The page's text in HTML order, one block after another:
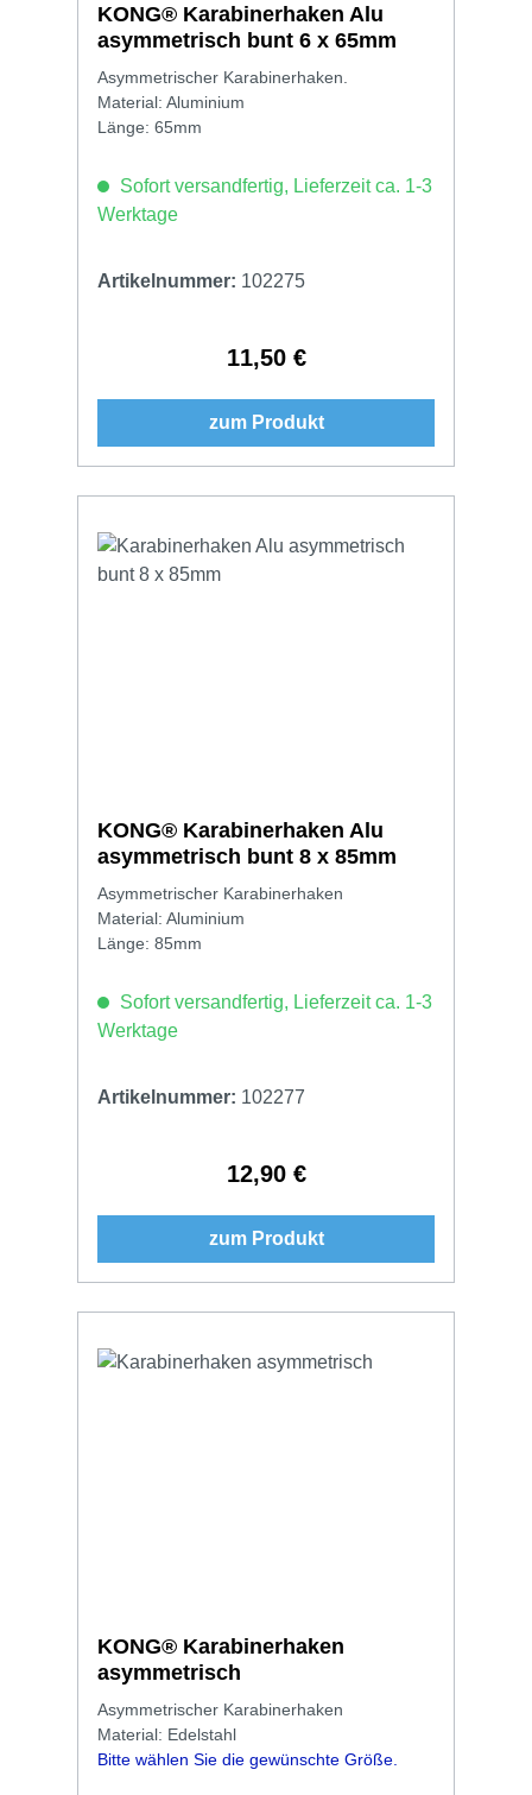
KONG® Karabinerhaken Alu
asymmetrisch bunt 6 x 65mm
Asymmetrischer Karabinerhaken.
Material: Aluminium
Länge: 65mm
Sofort versandfertig, Lieferzeit ca. 1-3
Werktage
Artikelnummer: 102275
Regulärer Preis:
11,50 €
zum Produkt
KONG® Karabinerhaken Alu
asymmetrisch bunt 8 x 85mm
Asymmetrischer Karabinerhaken
Material: Aluminium
Länge: 85mm
Sofort versandfertig, Lieferzeit ca. 1-3
Werktage
Artikelnummer: 102277
Regulärer Preis:
12,90 €
zum Produkt
KONG® Karabinerhaken
asymmetrisch
Asymmetrischer Karabinerhaken
Material: Edelstahl
Bitte wählen Sie die gewünschte Größe.